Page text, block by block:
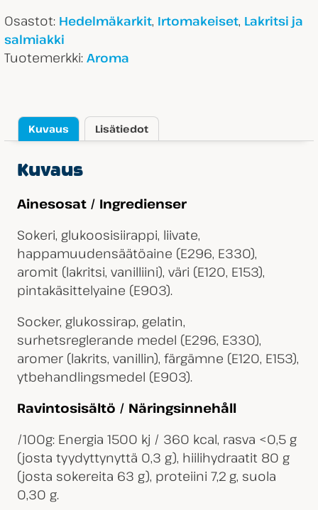
Osastot: Hedelmäkarkit, Irtomakeiset, Lakritsi ja
salmiakki
Tuotemerkki: Aroma
Kuvaus Lisätiedot
Kuvaus
Ainesosat / Ingredienser
Sokeri, glukoosisiirappi, liivate,
happamuudensäätöaine (E296, E330),
aromit (lakritsi, vanilliini), väri (E120, E153),
pintakäsittelyaine (E903).
Socker, glukossirap, gelatin,
surhetsreglerande medel (E296, E330),
aromer (lakrits, vanillin), färgämne (E120, E153),
ytbehandlingsmedel (E903).
Ravintosisältö / Näringsinnehåll
/100g: Energia 1500 kj / 360 kcal, rasva <0,5 g
(josta tyydyttynyttä 0,3 g), hiilihydraatit 80 g
(josta sokereita 63 g), proteiini 7,2 g, suola
0,30 g.